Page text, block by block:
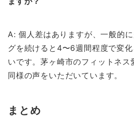
A: 個人差はありますが、一般的
グを続けると4〜6週間程度で変
いです。茅ヶ崎市のフィットネス
同様の声をいただいています。
まとめ